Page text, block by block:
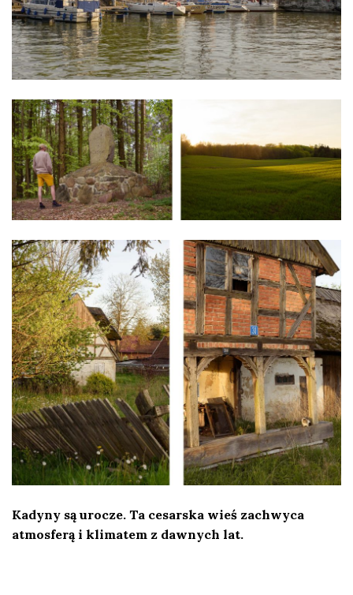
Kadyny są urocze. Ta cesarska wieś zachwyca
atmosferą i klimatem z dawnych lat.